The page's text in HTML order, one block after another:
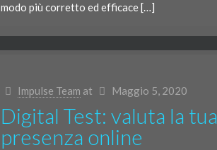
modo più corretto ed efficace […]
Impulse Team at Maggio 5, 2020
Digital Test: valuta la tua
presenza online